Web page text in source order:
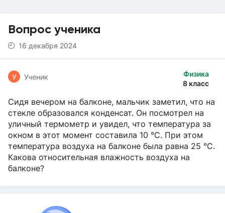
Вопрос ученика
16 декабря 2024
Физика
8 класс
У Ученик
Сидя вечером на балконе, мальчик заметил, что на
стекле образовался конденсат. Он посмотрел на
уличный термометр и увидел, что температура за
окном в этот момент составила 10 °С. При этом
температура воздуха на балконе была равна 25 °С.
Какова относительная влажность воздуха на
балконе?